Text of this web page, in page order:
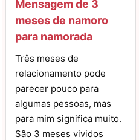
Mensagem de 3
meses de namoro
para namorada
Três meses de
relacionamento pode
parecer pouco para
algumas pessoas, mas
para mim significa muito.
São 3 meses vividos